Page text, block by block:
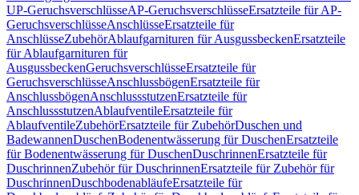
UP-GeruchsverschlüsseAP-GeruchsverschlüsseErsatzteile für AP-
GeruchsverschlüsseAnschlüsseErsatzteile für
AnschlüsseZubehörAblaufgarnituren für AusgussbeckenErsatzteile
für Ablaufgarnituren für
AusgussbeckenGeruchsverschlüsseErsatzteile für
GeruchsverschlüsseAnschlussbögenErsatzteile für
AnschlussbögenAnschlussstutzenErsatzteile für
AnschlussstutzenAblaufventileErsatzteile für
AblaufventileZubehörErsatzteile für ZubehörDuschen und
BadewannenDuschenBodenentwässerung für DuschenErsatzteile
für Bodenentwässerung für DuschenDuschrinnenErsatzteile für
DuschrinnenZubehör für DuschrinnenErsatzteile für Zubehör für
DuschrinnenDuschbodenabläufeErsatzteile für